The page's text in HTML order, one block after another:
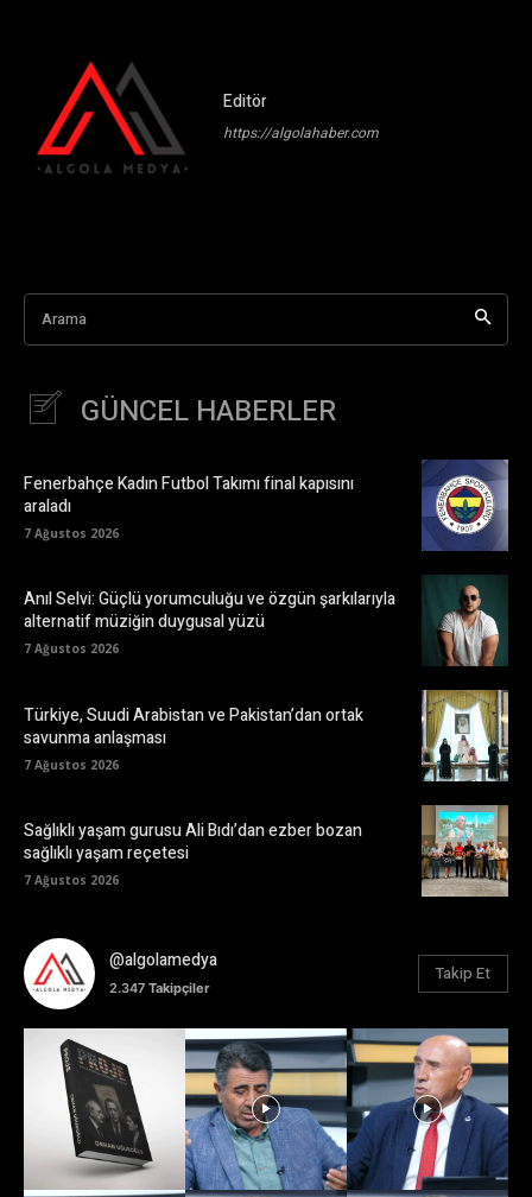
Editör
https://algolahaber.com
Arama
GÜNCEL HABERLER
Fenerbahçe Kadın Futbol Takımı final kapısını
araladı
7 Ağustos 2026
Anıl Selvi: Güçlü yorumculuğu ve özgün şarkılarıyla
alternatif müziğin duygusal yüzü
7 Ağustos 2026
Türkiye, Suudi Arabistan ve Pakistan’dan ortak
savunma anlaşması
7 Ağustos 2026
Sağlıklı yaşam gurusu Ali Bıdı’dan ezber bozan
sağlıklı yaşam reçetesi
7 Ağustos 2026
@algolamedya
2.347 Takipçiler
Takip Et